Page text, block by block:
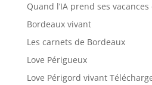
Quand l’IA prend ses
Bordeaux vivant
Les carnets de Bordeaux
Love Périgueux
Love Périgord vivant